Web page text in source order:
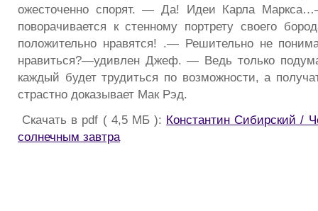
ожесточенно спорят. — Да! Идеи Карла
поворачивается к стенному портрету своего
положительно нравятся! .— Решительно не
нравиться?—удивлен Джеф. — Ведь только
каждый будет трудиться по возможности, а
страстно доказывает Мак Рэд.
Скачать в pdf ( 4,5 МБ ): Константин Сибирский /
солнечным завтра